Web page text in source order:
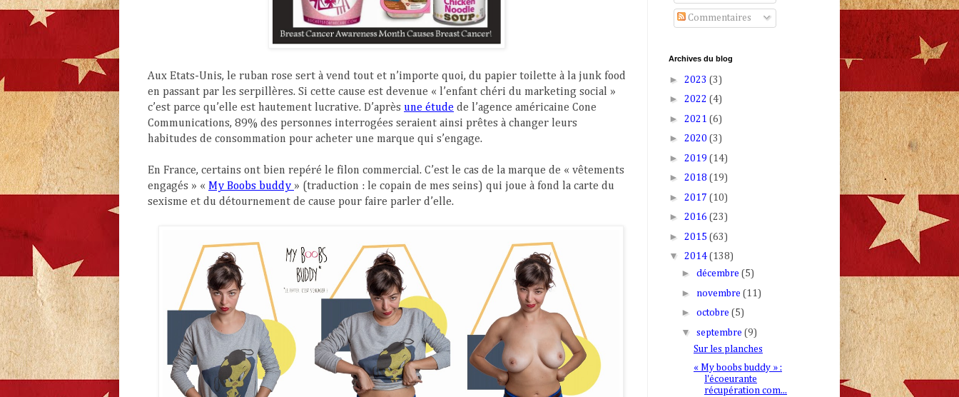
Aux Etats-Unis, le ruban rose sert à vend tout et n’importe quoi, du papier toilette à la junk food
en passant par les serpillères. Si cette cause est devenue « l’enfant chéri du marketing social »
c’est parce qu’elle est hautement lucrative. D’après une étude de l’agence américaine Cone
Communications, 89% des personnes interrogées seraient ainsi prêtes à changer leurs
habitudes de consommation pour acheter une marque qui s’engage.
En France, certains ont bien repéré le filon commercial. C’est le cas de la marque de « vêtements
engagés » « My Boobs buddy » (traduction : le copain de mes seins) qui joue à fond la carte du
sexisme et du détournement de cause pour faire parler d’elle.
Commentaires
Archives du blog
► 2023 (3)
► 2022 (4)
► 2021 (6)
► 2020 (3)
► 2019 (14)
► 2018 (19)
► 2017 (10)
► 2016 (23)
► 2015 (63)
▼ 2014 (138)
► décembre (5)
► novembre (11)
► octobre (5)
▼ septembre (9)
Sur les planches
« My boobs buddy » :
l'écoeurante
récupération com...